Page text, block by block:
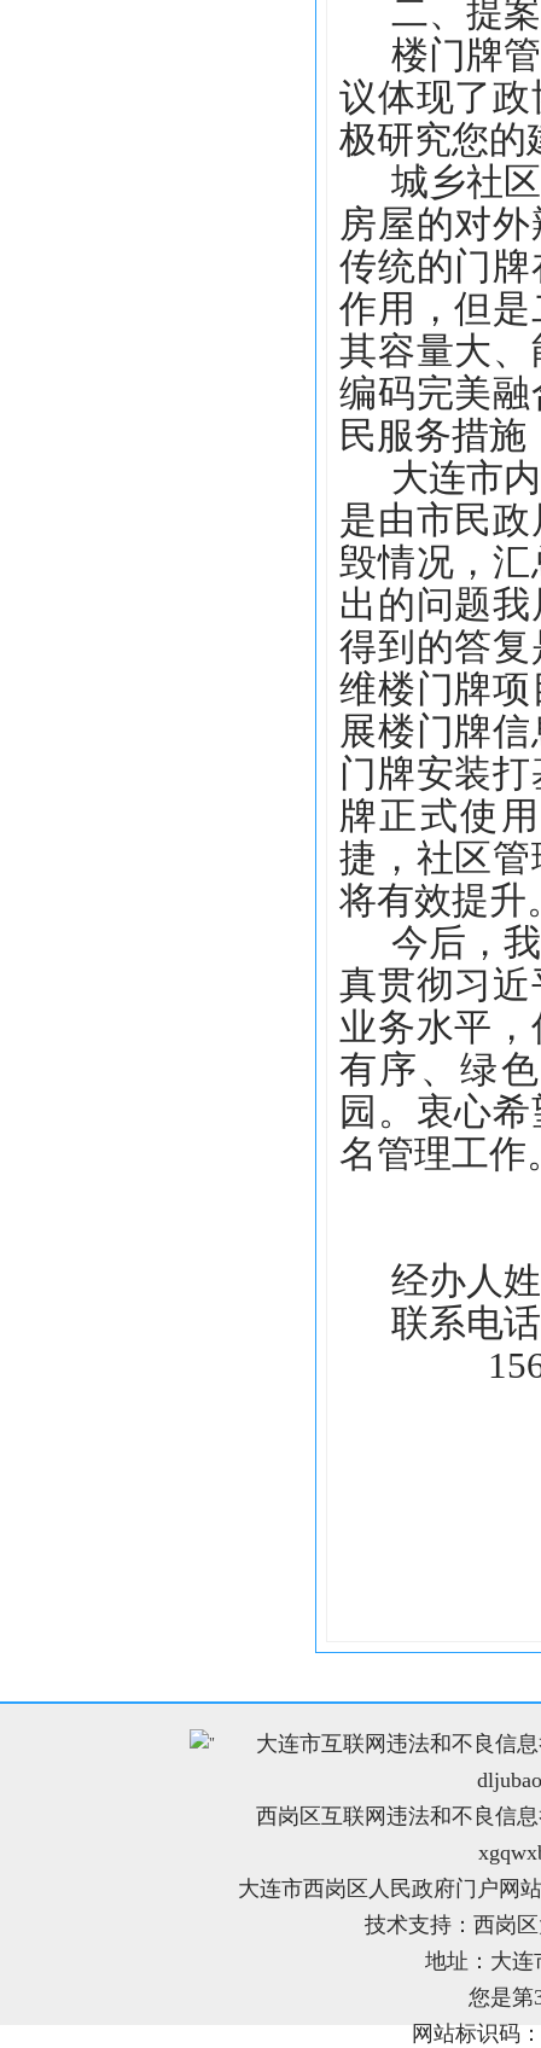
二、 提案
楼门牌
议体现了
极研究您的
城乡社
房屋的对
传统的门
作用，但是
其容量大
编码完美融
民服务措施
大连市
是由市民
毁情况，
出的问题
得到的答
维楼门牌
展楼门牌
门牌安装
牌正式使
捷，社区
将有效提升
今后，我
真贯彻习近
业务水平
有序、绿
园 。衷心
名管理工作
经办人
联系电
"
大连市互联网违法和不良信
西岗区互联网违法和不良信
大连市西岗区人民政府门户网
技术支持：西岗
地址：大连
您是第
网站标识码